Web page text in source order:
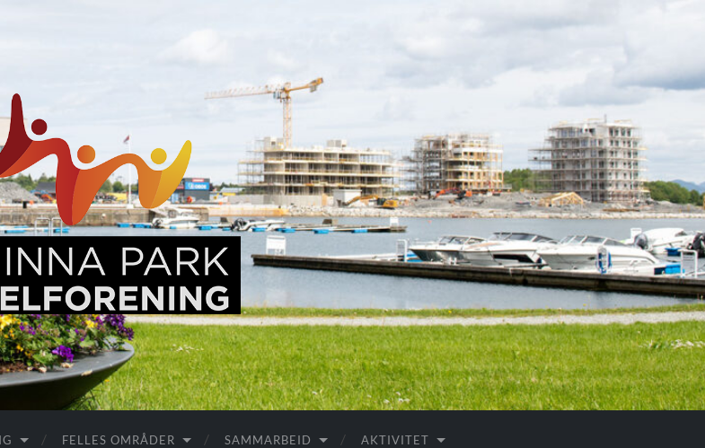
Hinna
Park,
en
levende
bydel
FELLES OMRÅDER SAMMARBEID AKTIVITET